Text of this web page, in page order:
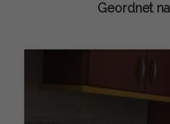
Geordnet